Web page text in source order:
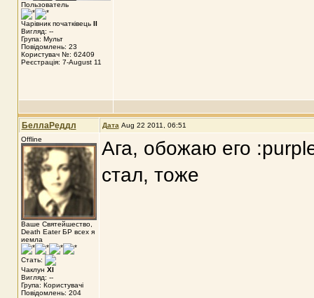
Пользователь
Чарівник початківець II
Вигляд: --
Група: Мульт
Повідомлень: 23
Користувач №: 62409
Реєстрація: 7-August 11
БеллаРеддл Дата Aug 22 2011, 06:51
Offline
Ваше Святейшество,
Death Eater БР всех я
иемла
Стать:
Чаклун XI
Вигляд: --
Група: Користувачі
Повідомлень: 204
Ага, обожаю его
стал, тоже